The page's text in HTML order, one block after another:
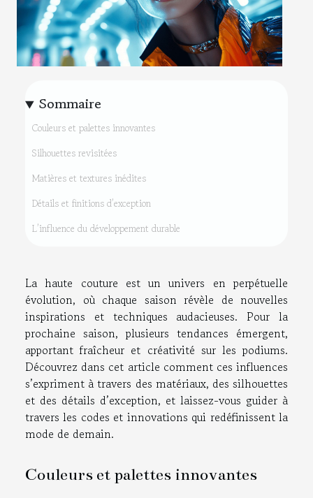
Sommaire
Couleurs et palettes innovantes
Silhouettes revisitées
Matières et textures inédites
Détails et finitions d’exception
L’influence du développement durable
La haute couture est un univers en perpétuelle
évolution, où chaque saison révèle de nouvelles
inspirations et techniques audacieuses. Pour la
prochaine saison, plusieurs tendances émergent,
apportant fraîcheur et créativité sur les podiums.
Découvrez dans cet article comment ces influences
s’expriment à travers des matériaux, des silhouettes
et des détails d’exception, et laissez-vous guider à
travers les codes et innovations qui redéfinissent la
mode de demain.
Couleurs et palettes innovantes